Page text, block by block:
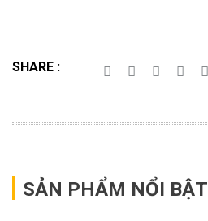
SHARE :
SẢN PHẨM NỔI BẬT